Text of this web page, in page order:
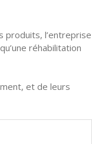
produits, l’entreprise
réhabilitation
et de leurs